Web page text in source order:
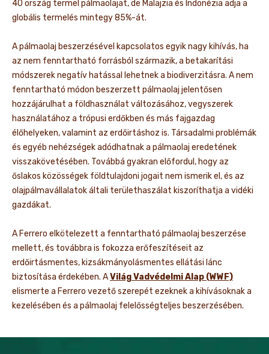
40 ország termel pálmaolajat, de Malajzia és Indonézia adja a
globális termelés mintegy 85%-át.
A pálmaolaj beszerzésével kapcsolatos egyik nagy kihívás, ha
az nem fenntartható forrásból származik, a betakarítási
módszerek negatív hatással lehetnek a biodiverzitásra. A nem
fenntartható módon beszerzett pálmaolaj jelentősen
hozzájárulhat a földhasználat változásához, vegyszerek
használatához a trópusi erdőkben és más fajgazdag
élőhelyeken, valamint az erdőirtáshoz is. Társadalmi problémák
és egyéb nehézségek adódhatnak a pálmaolaj eredetének
visszakövetésében. Továbbá gyakran előfordul, hogy az
őslakos közösségek földtulajdoni jogait nem ismerik el, és az
olajpálmavállalatok általi területhaszálat kiszoríthatja a vidéki
gazdákat.
A Ferrero elkötelezett a fenntartható pálmaolaj beszerzése
mellett, és továbbra is fokozza erőfeszítéseit az
erdőirtásmentes, kizsákmányolásmentes ellátási lánc
biztosítása érdekében. AVilág Vadvédelmi Alap (WWF)
elismerte a Ferrero vezető szerepét ezeknek a kihívásoknak a
kezelésében és a pálmaolaj felelősségteljes beszerzésében.